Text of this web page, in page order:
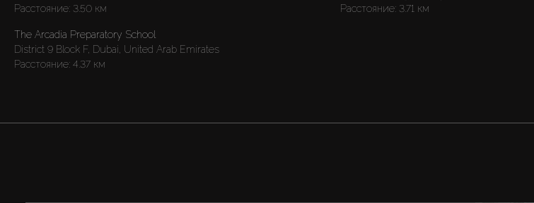
Расстояние: 3.50 км
Расстояние: 3.71 км
The Arcadia Preparatory School
District 9 Block F, Dubai, United Arab Emirates
Расстояние: 4.37 км